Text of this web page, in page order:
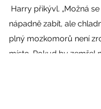
nápadně zabít, ale
plný mozkomorů není
místo. Pokud by zemřel